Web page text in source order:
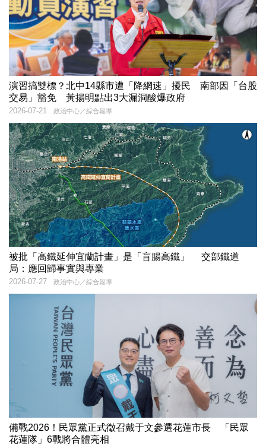
演習搞雙標？北中14縣市遭「降網速」擾民 南部因「台股
交易」豁免 黃揚明點出3大漏洞酸爆政府
政治中心／綜合報導
2026-07-21
被批「高鐵延伸宜蘭計畫」是「盲腸高鐵」 交部鐵道
局：應回歸事實與專業
政治中心／綜合報導
2026-07-27
備戰2026！民眾黨正式徵召戴于文參選花蓮市長 「民眾
花蓮隊」6戰將合體亮相